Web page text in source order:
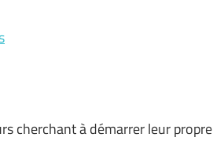
cherchant à démarrer leur propre